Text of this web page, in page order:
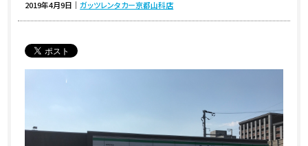
2019年4月9日 ｜ガッツレンタカー京都山科店